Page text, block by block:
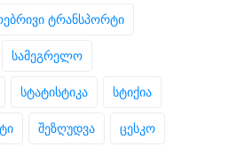
ტრანსპორტი
სამეგრელო
სტატისტიკა სტიქია
შეზღუდვა ცესკო